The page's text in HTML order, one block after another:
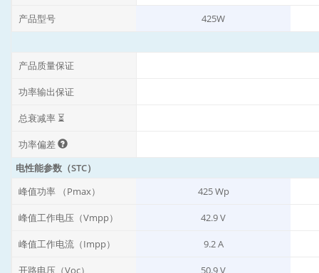
产品型号 425W
产品质量保证
功率输出保证
总衰减率 ⏳
功率偏差
电性能参数（STC）
峰值功率 （Pmax）
425 Wp
峰值工作电压（Vmpp） 42.9 V
峰值工作电流（Impp） 9.2 A
开路电压（Voc） 50.9 V